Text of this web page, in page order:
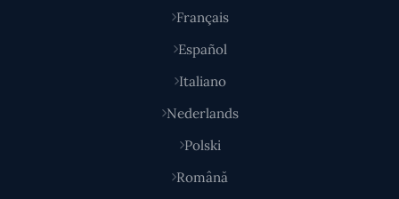
Français
Español
Italiano
Nederlands
Polski
Română